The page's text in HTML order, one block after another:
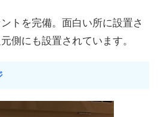
トを完備。面白い所に設置さ
側にも設置されています。